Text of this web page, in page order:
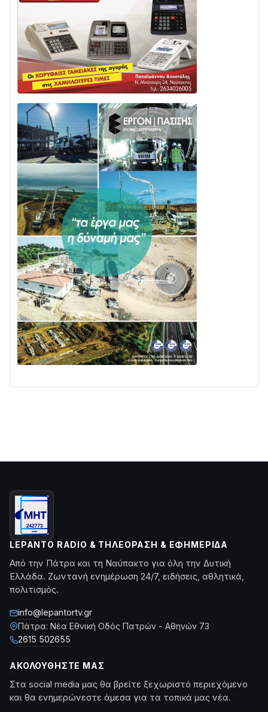
LEPANTO RADIO & ΤΗΛΕΌΡΑΣΗ & ΕΦΗΜΕΡΊΔΑ
Από την Πάτρα και τη Ναύπακτο για όλη την Δυτική
Ελλάδα. Ζωντανή ενημέρωση 24/7, ειδήσεις, αθλητικά,
πολιτισμός.
info@lepantortv.gr
Πάτρα: Νέα Εθνική Οδός Πατρών - Αθηνών 73
2615 502655
ΑΚΟΛΟΥΘΉΣΤΕ ΜΑΣ
Στα social media μας θα βρείτε ξεχωριστό περιεχόμενο
και θα ενημερώνεστε άμεσα για τα τοπικά μας νέα.